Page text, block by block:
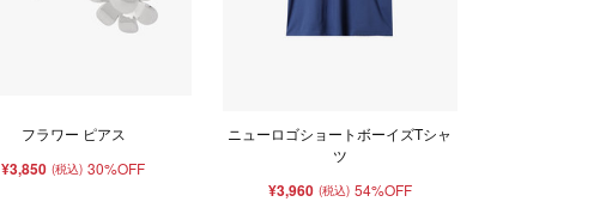
フラワー ピアス
¥3,850 (税込) 30%OFF
ニューロゴショートボーイズTシャ
ツ
¥3,960 (税込) 54%OFF